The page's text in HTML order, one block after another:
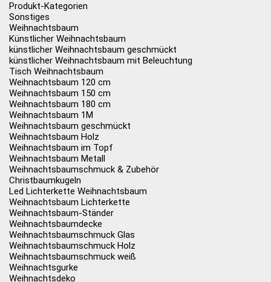
Produkt-Kategorien
Sonstiges
Weihnachtsbaum
Künstlicher Weihnachtsbaum
künstlicher Weihnachtsbaum geschmückt
künstlicher Weihnachtsbaum mit Beleuchtung
Tisch Weihnachtsbaum
Weihnachtsbaum 120 cm
Weihnachtsbaum 150 cm
Weihnachtsbaum 180 cm
Weihnachtsbaum 1M
Weihnachtsbaum geschmückt
Weihnachtsbaum Holz
Weihnachtsbaum im Topf
Weihnachtsbaum Metall
Weihnachtsbaumschmuck & Zubehör
Christbaumkugeln
Led Lichterkette Weihnachtsbaum
Weihnachtsbaum Lichterkette
Weihnachtsbaum-Ständer
Weihnachtsbaumdecke
Weihnachtsbaumschmuck Glas
Weihnachtsbaumschmuck Holz
Weihnachtsbaumschmuck weiß
Weihnachtsgurke
Weihnachtsdeko